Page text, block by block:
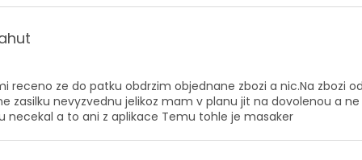
je 1 z 5 hvězdiček.
receno ze do patku obdrzim objednane zbozi a nic.Na zbozi
zasilku nevyzvednu jelikoz mam v planu jit na dovolenou a ne
necekal a to ani z aplikace Temu tohle je masaker